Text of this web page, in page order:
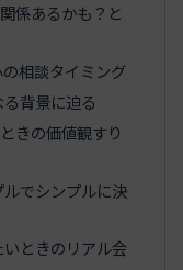
係あるかも？と
相談タイミング
背景に迫る
きの価値観すり
でシンプルに決
ときのリアル会